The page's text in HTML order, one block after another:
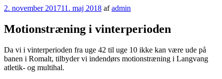
Udgivet
2. november 201711. maj 2018 afadmin
Motionstræning i vinterperioden
Da vi i vinterperioden fra uge 42 til uge 10 ikke kan være ude på
banen i Romalt, tilbyder vi indendørs motionstræning i Langvang
atletik- og multihal.